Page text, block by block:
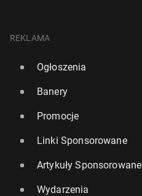
REKLAMA
Ogłoszenia
Banery
Promocje
Linki Sponsorowane
Artykuły Sponsorowane
Wydarzenia